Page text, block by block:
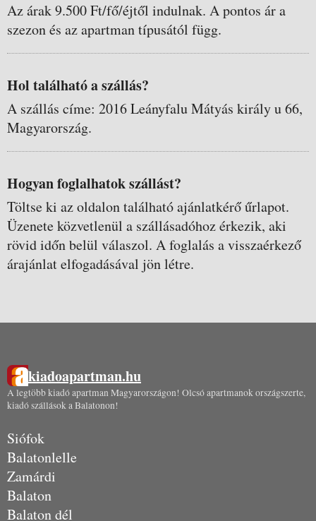
Az árak 9.500 Ft/fő/éjtől indulnak. A pontos ár a
szezon és az apartman típusától függ.
Hol található a szállás?
A szállás címe: 2016 Leányfalu Mátyás király u 66,
Magyarország.
Hogyan foglalhatok szállást?
Töltse ki az oldalon található ajánlatkérő űrlapot.
Üzenete közvetlenül a szállásadóhoz érkezik, aki
rövid időn belül válaszol. A foglalás a visszaérkező
árajánlat elfogadásával jön létre.
kiadoapartman.hu
A legtöbb kiadó apartman Magyarországon! Olcsó apartmanok országszerte,
kiadó szállások a Balatonon!
Siófok
Balatonlelle
Zamárdi
Balaton
Balaton dél